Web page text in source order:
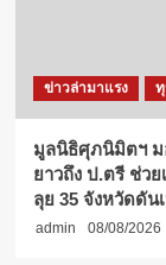
ข่าวล่ามาแรง
มูลนิธิศุภนิมิตฯ ม
ยาวถึง ป.ตรี ช่ว
ลุย 35 จังหวัดดัน
admin 08/08/2026